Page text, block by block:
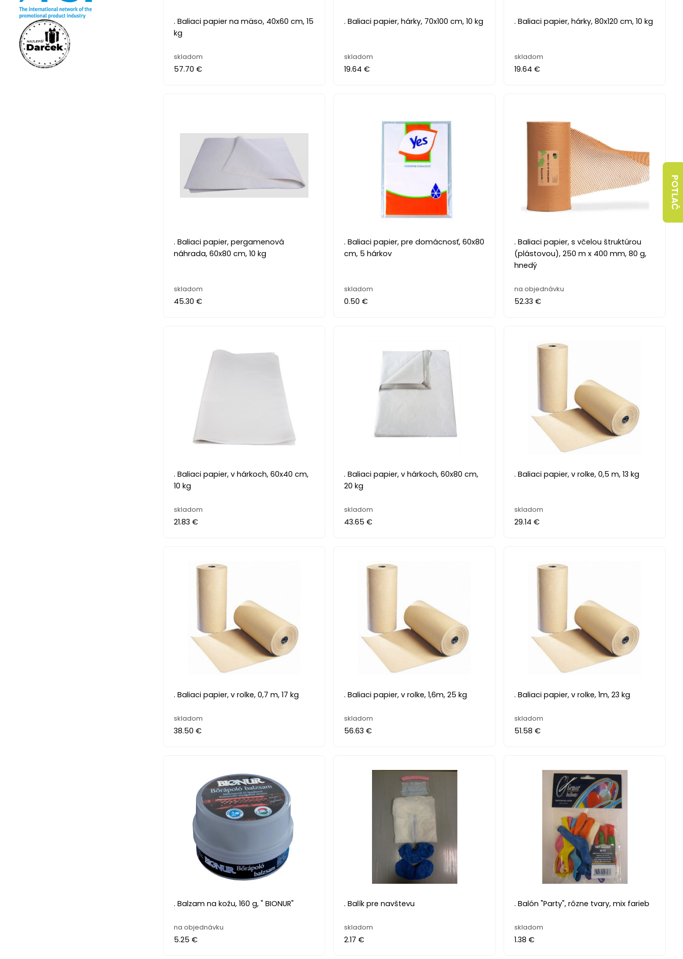
. Baliaci papier na mäso, 40x60 cm, 15
kg
skladom
57.70 €
. Baliaci papier, hárky, 70x100 cm, 10 kg
skladom
19.64 €
. Baliaci papier, hárky, 80x120 cm, 10 kg
skladom
19.64 €
. Baliaci papier, pergamenová
náhrada, 60x80 cm, 10 kg
skladom
45.30 €
. Baliaci papier, pre domácnosť, 60x80
cm, 5 hárkov
skladom
0.50 €
. Baliaci papier, s včelou štruktúrou
(plástovou), 250 m x 400 mm, 80 g,
hnedý
na objednávku
52.33 €
. Baliaci papier, v hárkoch, 60x40 cm,
10 kg
skladom
21.83 €
. Baliaci papier, v hárkoch, 60x80 cm,
20 kg
skladom
43.65 €
. Baliaci papier, v rolke, 0,5 m, 13 kg
skladom
29.14 €
. Baliaci papier, v rolke, 0,7 m, 17 kg
skladom
38.50 €
. Baliaci papier, v rolke, 1,6m, 25 kg
skladom
56.63 €
. Baliaci papier, v rolke, 1m, 23 kg
skladom
51.58 €
. Balzam na kožu, 160 g, " BIONUR"
na objednávku
5.25 €
. Balík pre navštevu
skladom
2.17 €
. Balón "Party", rôzne tvary, mix farieb
skladom
1.38 €
POTLAČ